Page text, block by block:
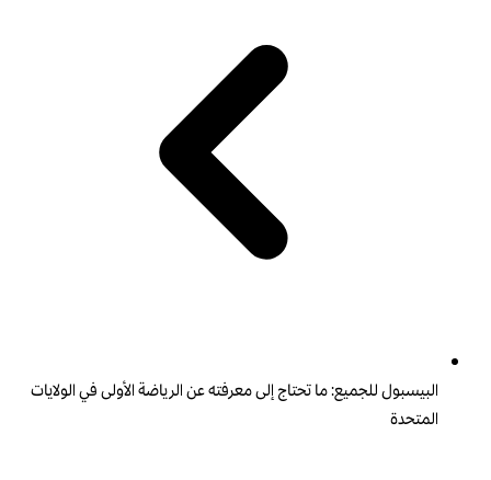
البيسبول للجميع: ما تحتاج إلى معرفته عن الرياضة الأولى في الولايات
المتحدة